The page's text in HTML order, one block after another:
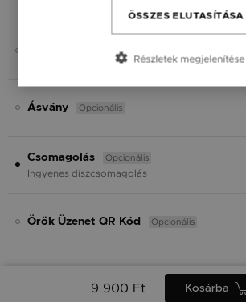
Opcionális
Ásvány Opcionális
Csomagolás Opcionális
Ingyenes díszcsomagolás
Örök Üzenet QR Kód Opcionális
9 900 Ft Kosárba
ÖSSZES ELUTASÍTÁSA
Részletek megjelenítése